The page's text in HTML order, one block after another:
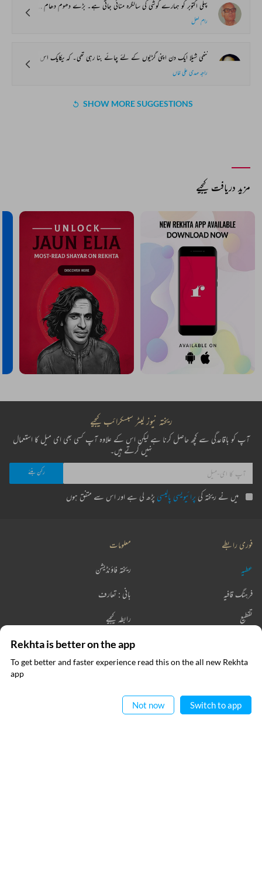
پہلی اکتوبر کو ہمارے گوشی کی سالگرہ منائی جاتی ہے۔ بڑے دھوم دھام سے ننھے منے خرگوش مبارکباد دینے آتے ہیں اپنے ساتھ گوشی کے لئے تحفے بھی لاتے ہیں۔ ہری ہری گھاس، مولی کے بڑے بڑے پتے، گاجریں، مٹر، ساگ، سیب ، انگور، کیلے اور بسکٹ بھی اور یہ سب چیزیں پلاسٹک کی بڑی خوبصورت تھیلیوں میں لائی جاتی ہیں۔ ان کو دیکھ کر خرگوش کی کیا حالت ہوتی ہے بس کچھ نہ پوچھئے۔ منہ میں پانی بھر آتا ہے اور مارے خوشی کے وہ اپنے لمبے لمبے کان بھی ہلاتے جاتے ہیں۔
رام لعل
ننھی شیلا ایک دن اپنی گڑیوں کے لئے چائے بنا رہی تھی۔ کہ یکایک اس کے گھر کے دروازے پر دستک ہوئی۔ شیلا نے خیال کیا کہ اس کی کوئی سہیلی اس سے ملنے آئی ہے۔ لیکن جب اس نے دروازہ کھولا تو دیکھا کہ ایک عورت اپنے تین بچوں کو گود میں لئے کھڑی ہے۔
راجہ مہدی علی خاں
SHOW MORE SUGGESTIONS
مزید دریافت کیجیے
ریختہ نیوز لیٹر سبسکرائب کیجیے
آپ کو باقاعدگی سے کچھ حاصل کرنا ہے لیکن اس کے علاوہ آپ کسی بھی ای میل کا استعمال
نہیں کرتے ہیں۔
میں نے ریختہ کی پرائیویسی پالیسی پڑھ لی ہے اور اس سے متفق ہوں
فوری رابطے
عطیہ
فرہنگ قافیہ
تقطیع
اپنی تخلیقات ریختہ کو بھیجیں
معلومات
ریختہ فاؤنڈیشن
بانی : تعارف
رابطہ کیجیے
کیریئر
ریختہ ایکسپلورر
ہماری ویب سائٹس
Rekhta is better on the app
To get better and faster experience read this on the all new Rekhta
app
Not now Switch to app